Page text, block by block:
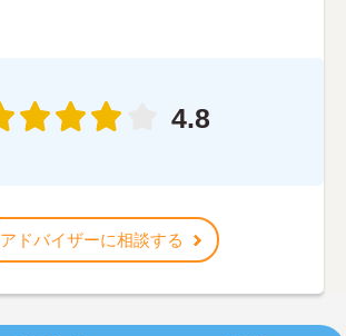
4.8
アドバイザーに相談する